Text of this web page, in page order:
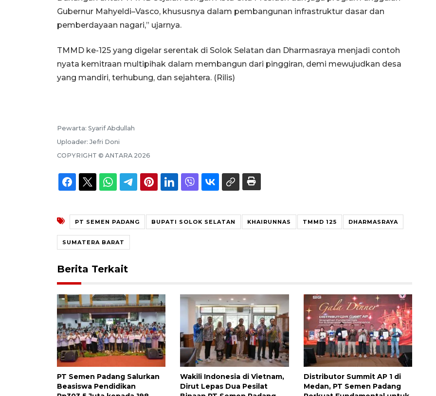
Gubernur Mahyeldi–Vasco, khususnya dalam pembangunan infrastruktur dasar dan
pemberdayaan nagari,” ujarnya.
TMMD ke-125 yang digelar serentak di Solok Selatan dan Dharmasraya menjadi contoh
nyata kemitraan multipihak dalam membangun dari pinggiran, demi mewujudkan desa
yang mandiri, terhubung, dan sejahtera. (Rilis)
Pewarta: Syarif Abdullah
Uploader: Jefri Doni
COPYRIGHT © ANTARA 2026
PT SEMEN PADANG BUPATI SOLOK SELATAN KHAIRUNNAS TMMD 125 DHARMASRAYA
SUMATERA BARAT
Berita Terkait
PT Semen Padang Salurkan
Beasiswa Pendidikan
Wakili Indonesia di Vietnam,
Dirut Lepas Dua Pesilat
Distributor Summit AP 1 di
Medan, PT Semen Padang